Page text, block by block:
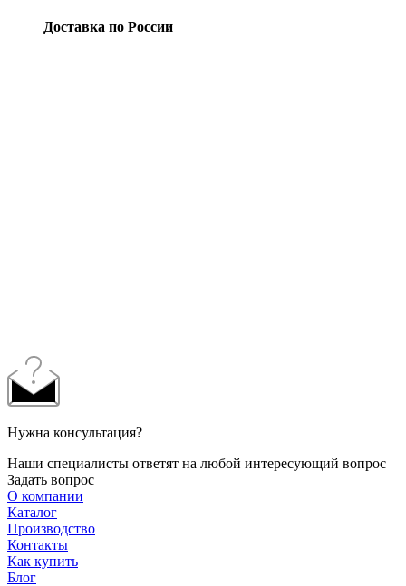
Доставка по России
Нужна консультация?
Наши специалисты ответят на любой интересующий вопрос
Задать вопрос
О компании
Каталог
Производство
Контакты
Как купить
Блог